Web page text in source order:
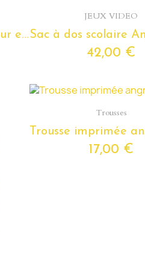
Cartable Angry Birds pour enfants de maternelle
Aperçu rapide
JEUX VIDEO
42,00 €
Aperçu rapide
Trousses
17,00 €